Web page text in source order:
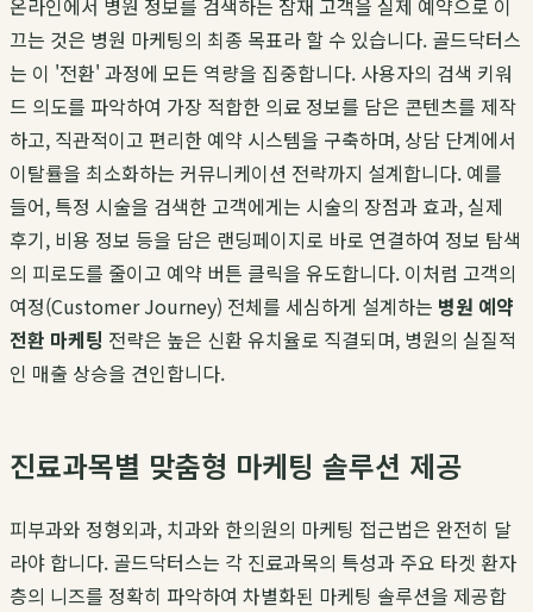
온라인에서 병원 정보를 검색하는 잠재 고객을 실제 예약으로 이
끄는 것은 병원 마케팅의 최종 목표라 할 수 있습니다. 골드닥터스
는 이 '전환' 과정에 모든 역량을 집중합니다. 사용자의 검색 키워
드 의도를 파악하여 가장 적합한 의료 정보를 담은 콘텐츠를 제작
하고, 직관적이고 편리한 예약 시스템을 구축하며, 상담 단계에서
이탈률을 최소화하는 커뮤니케이션 전략까지 설계합니다. 예를
들어, 특정 시술을 검색한 고객에게는 시술의 장점과 효과, 실제
후기, 비용 정보 등을 담은 랜딩페이지로 바로 연결하여 정보 탐색
의 피로도를 줄이고 예약 버튼 클릭을 유도합니다. 이처럼 고객의
여정(Customer Journey) 전체를 세심하게 설계하는 병원 예약
전환 마케팅 전략은 높은 신환 유치율로 직결되며, 병원의 실질적
인 매출 상승을 견인합니다.
진료과목별 맞춤형 마케팅 솔루션 제공
피부과와 정형외과, 치과와 한의원의 마케팅 접근법은 완전히 달
라야 합니다. 골드닥터스는 각 진료과목의 특성과 주요 타겟 환자
층의 니즈를 정확히 파악하여 차별화된 마케팅 솔루션을 제공합